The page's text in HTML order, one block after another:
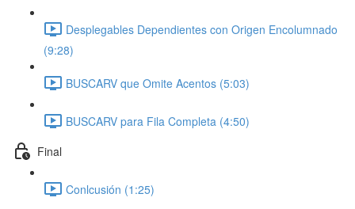
Desplegables Dependientes con Origen Encolumnado
(9:28)
BUSCARV que Omite Acentos (5:03)
BUSCARV para Fila Completa (4:50)
Final
Conlcusión (1:25)